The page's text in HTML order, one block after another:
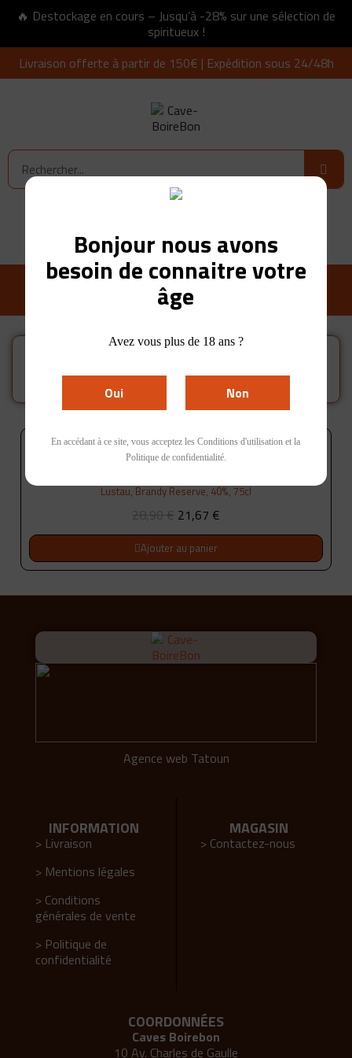
Bonjour nous avons
besoin de connaitre votre
âge
Avez vous plus de 18 ans ?
Oui Non
En accédant à ce site, vous acceptez les Conditions d'utilisation et la
Politique de confidentialité.
🔥 Destockage en cours – Jusqu’à -28% sur une sélection de
spiritueux !
Livraison offerte à partir de 150€ | Expédition sous 24/48h
Lustau, Brandy Reserve, 40%, 75cl
28,90 € 21,67 €
Ajouter au panier
Agence web Tatoun
INFORMATION
> Livraison
> Mentions légales
> Conditions
générales de vente
> Politique de
confidentialité
MAGASIN
> Contactez-nous
COORDONNÉES
Caves Boirebon
10 Av. Charles de Gaulle